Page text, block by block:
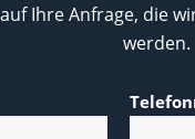
Ihre Anfrage, die
werden.